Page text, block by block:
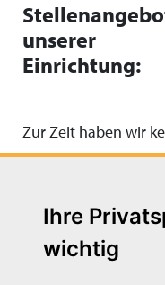
Ihre
wichtig
unserer
Einrichtung:
Zur Zeit haben wir